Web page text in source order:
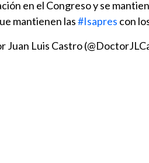
en el Congreso y se
mantienen las#Isapres con
Juan Luis Castro